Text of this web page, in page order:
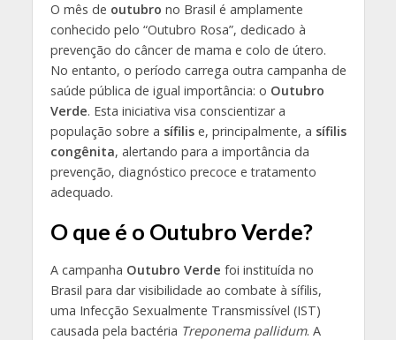
O mês de outubro no Brasil é amplamente
conhecido pelo “Outubro Rosa”, dedicado à
prevenção do câncer de mama e colo de útero.
No entanto, o período carrega outra campanha de
saúde pública de igual importância: o Outubro
Verde. Esta iniciativa visa conscientizar a
população sobre a sífilise, principalmente, a sífilis
congênita, alertando para a importância da
prevenção, diagnóstico precoce e tratamento
adequado.
O que é o Outubro Verde?
A campanha Outubro Verde foi instituída no
Brasil para dar visibilidade ao combate à sífilis,
uma Infecção Sexualmente Transmissível (IST)
causada pela bactéria Treponema pallidum. A